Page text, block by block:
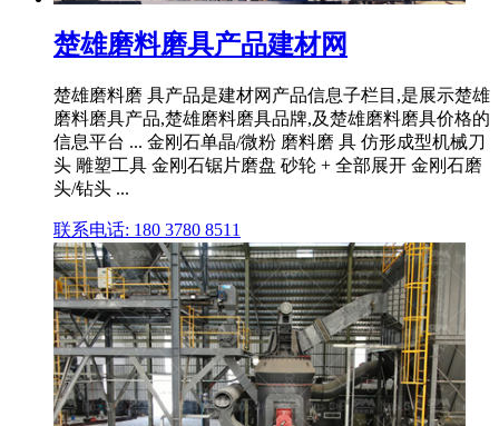
楚雄磨料磨具产品建材网
楚雄磨料磨 具产品是建材网产品信息子栏目,是展示楚雄
磨料磨具产品,楚雄磨料磨具品牌,及楚雄磨料磨具价格的
信息平台 ... 金刚石单晶/微粉 磨料磨 具 仿形成型机械刀
头 雕塑工具 金刚石锯片磨盘 砂轮 + 全部展开 金刚石磨
头/钻头 ...
联系电话: 180 3780 8511